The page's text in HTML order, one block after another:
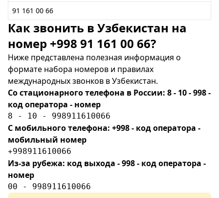
91 161 00 66
Как звонить в Узбекистан на
номер +998 91 161 00 66?
Ниже представлена полезная информация о
формате набора номеров и правилах
международных звонков в Узбекистан.
Со стационарного телефона в России: 8 - 10 - 998 -
код оператора - номер
8 - 10 - 998911610066
С мобильного телефона: +998 - код оператора -
мобильный номер
+998911610066
Из-за рубежа: код выхода - 998 - код оператора -
номер
00 - 998911610066